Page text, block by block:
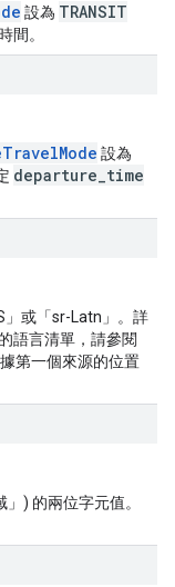
設為 TRANSIT
間。
設為
departure_time
」或「sr-Latn」。詳
語言清單，請參閱
第一個來源的位置
) 的兩位字元值。